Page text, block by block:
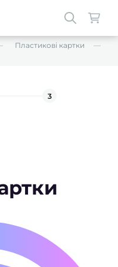
Пластикові картки
3